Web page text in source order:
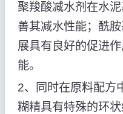
聚羧酸减水剂在水
善其减水性能；酰
展具有良好的促进
能。
2、同时在原料配方
糊精具有特殊的环